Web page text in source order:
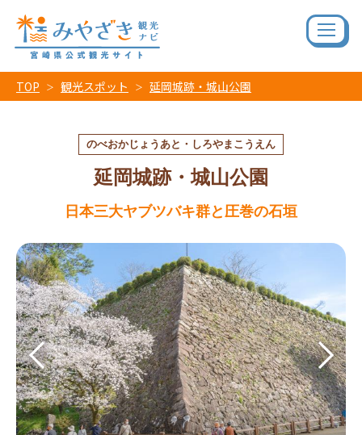
TOP 観光スポット 延岡城跡・城山公園
のべおかじょうあと・しろやまこうえん
延岡城跡・城山公園
日本三大ヤブツバキ群と圧巻の石垣